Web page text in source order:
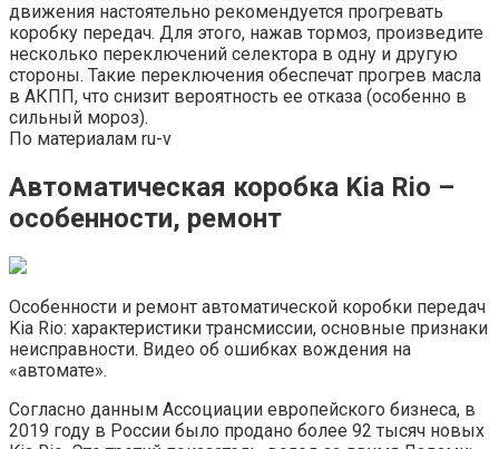
движения настоятельно рекомендуется прогревать
коробку передач. Для этого, нажав тормоз, произведите
несколько переключений селектора в одну и другую
стороны. Такие переключения обеспечат прогрев масла
в АКПП, что снизит вероятность ее отказа (особенно в
сильный мороз).
По материалам ru-v
Автоматическая коробка Kia Rio –
особенности, ремонт
Особенности и ремонт автоматической коробки передач
Kia Rio: характеристики трансмиссии, основные признаки
неисправности. Видео об ошибках вождения на
«автомате».
Согласно данным Ассоциации европейского бизнеса, в
2019 году в России было продано более 92 тысяч новых